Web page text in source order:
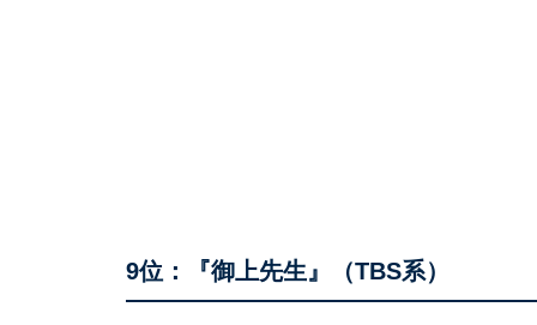
9位：『御上先生』（TBS系）